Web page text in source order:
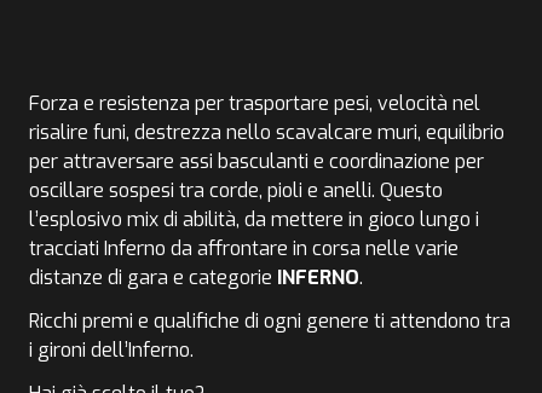
Forza e resistenza per trasportare pesi, velocità nel
risalire funi, destrezza nello scavalcare muri, equilibrio
per attraversare assi basculanti e coordinazione per
oscillare sospesi tra corde, pioli e anelli. Questo
l’esplosivo mix di abilità, da mettere in gioco lungo i
tracciati Inferno da affrontare in corsa nelle varie
distanze di gara e categorie INFERNO.
Ricchi premi e qualifiche di ogni genere ti attendono tra
i gironi dell’Inferno.